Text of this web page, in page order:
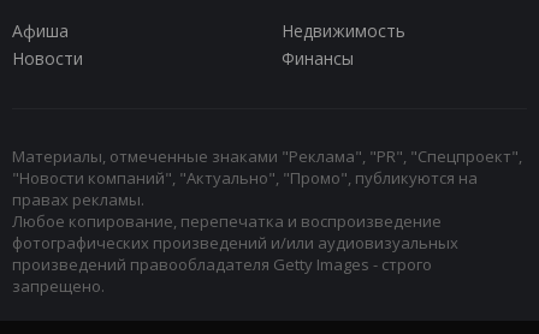
Афиша
Недвижимость
Новости
Финансы
Материалы, отмеченные знаками "Реклама", "PR", "Спецпроект",
"Новости компаний", "Актуально", "Промо", публикуются на
правах рекламы.
Любое копирование, перепечатка и воспроизведение
фотографических произведений и/или аудиовизуальных
произведений правообладателя Getty Images - строго
запрещено.